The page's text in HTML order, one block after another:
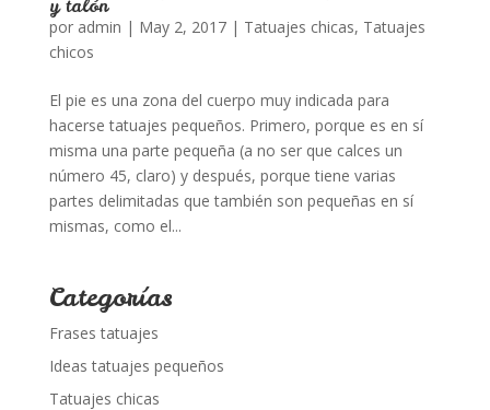
y talón
por admin | May 2, 2017| Tatuajes chicas, Tatuajes
chicos
El pie es una zona del cuerpo muy indicada para
hacerse tatuajes pequeños. Primero, porque es en sí
misma una parte pequeña (a no ser que calces un
número 45, claro) y después, porque tiene varias
partes delimitadas que también son pequeñas en sí
mismas, como el...
Categorías
Frases tatuajes
Ideas tatuajes pequeños
Tatuajes chicas